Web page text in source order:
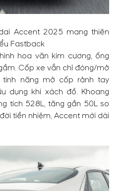
Accent 2025 mang thiên
Fastback
hoa văn kim cương, ống
Cốp xe vẫn chỉ đóng/mở
tính năng mở cốp rảnh tay
dụng khi xách đồ. Khoang
tích 528L, tăng gần 50L so
tiền nhiệm, Accent mới dài